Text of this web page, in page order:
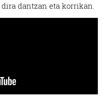
dantzan eta korrikan.